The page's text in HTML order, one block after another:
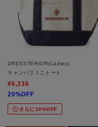
DRESSTERIOR(Ladies)
キャンバスミニトート
¥6,336
20%OFF
さらに10%OFF